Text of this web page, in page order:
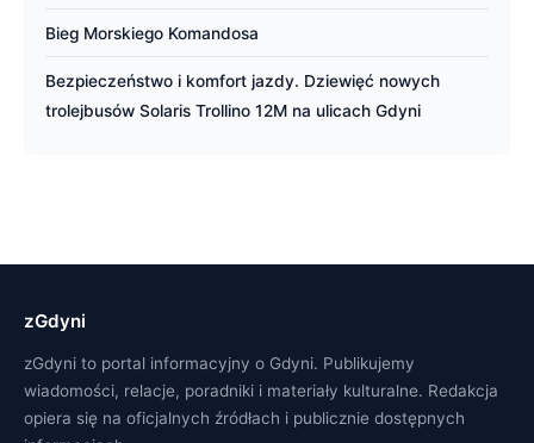
Bieg Morskiego Komandosa
Bezpieczeństwo i komfort jazdy. Dziewięć nowych
trolejbusów Solaris Trollino 12M na ulicach Gdyni
zGdyni
zGdyni to portal informacyjny o Gdyni. Publikujemy
wiadomości, relacje, poradniki i materiały kulturalne. Redakcja
opiera się na oficjalnych źródłach i publicznie dostępnych